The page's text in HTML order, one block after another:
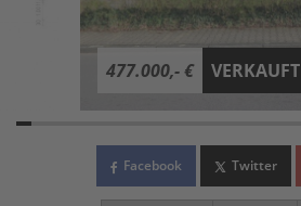
477.000,- € VERKAUFT
Facebook Twitter